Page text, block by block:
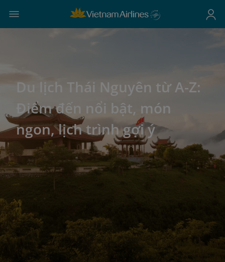
Du lịch Thái Nguyên từ A-Z:
Điểm đến nổi bật, món
ngon, lịch trình gợi ý